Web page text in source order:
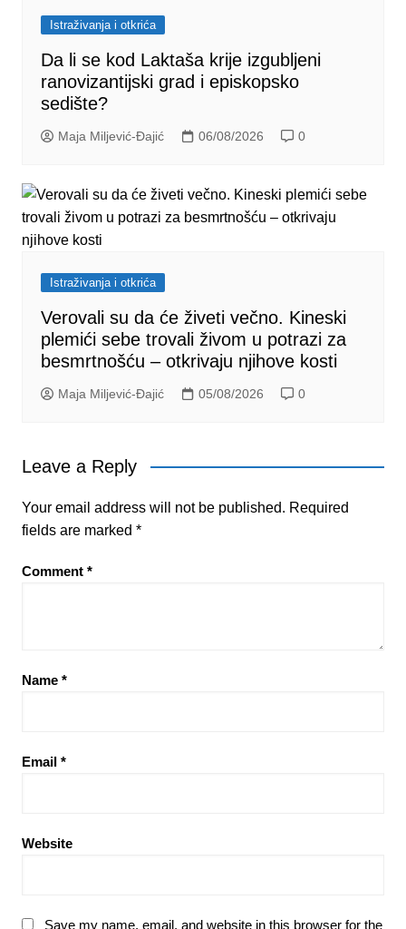
Istraživanja i otkrića
Da li se kod Laktaša krije izgubljeni
ranovizantijski grad i episkopsko
sedište?
Maja Miljević-Đajić 06/08/2026 0
Istraživanja i otkrića
Verovali su da će živeti večno. Kineski
plemići sebe trovali živom u potrazi za
besmrtnošću – otkrivaju njihove kosti
Maja Miljević-Đajić 05/08/2026 0
Leave a Reply
Your email address will not be published. Required
fields are marked *
Comment *
Name *
Email *
Website
Save my name, email, and website in this browser for the